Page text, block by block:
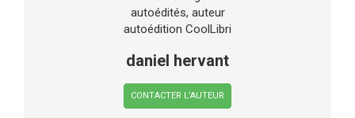
daniel hervant
CONTACTER L’AUTEUR